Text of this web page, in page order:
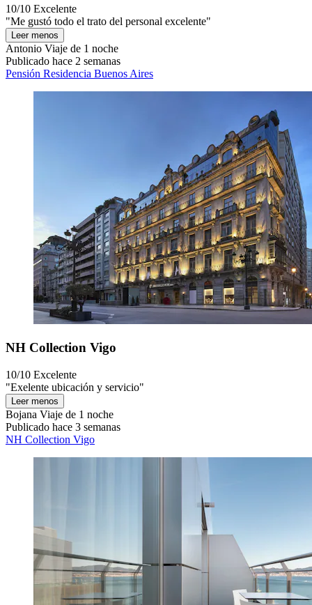
10/10 Excelente
"Me gustó todo el trato del personal excelente"
Leer menos
Antonio Viaje de 1 noche
Publicado hace 2 semanas
Pensión Residencia Buenos Aires
NH Collection Vigo
10/10 Excelente
"Exelente ubicación y servicio"
Leer menos
Bojana Viaje de 1 noche
Publicado hace 3 semanas
NH Collection Vigo